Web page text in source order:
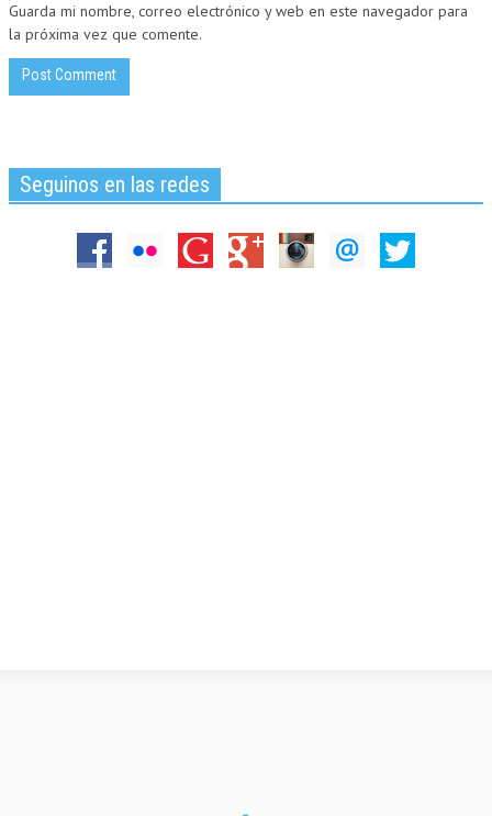
Guarda mi nombre, correo electrónico y web en este navegador para
la próxima vez que comente.
Seguinos en las redes